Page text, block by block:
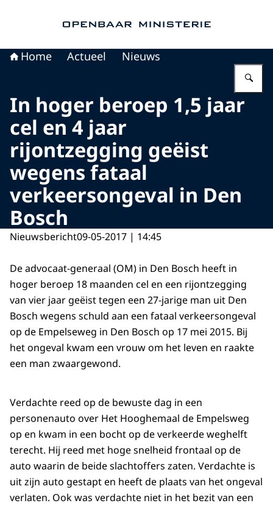
Home Actueel Nieuws
In hoger beroep 1,5 jaar
cel en 4 jaar
rijontzegging geëist
wegens fataal
verkeersongeval in Den
Bosch
Nieuwsbericht09-05-2017 | 14:45
De advocaat-generaal (OM) in Den Bosch heeft in
hoger beroep 18 maanden cel en een rijontzegging
van vier jaar geëist tegen een 27-jarige man uit Den
Bosch wegens schuld aan een fataal verkeersongeval
op de Empelseweg in Den Bosch op 17 mei 2015. Bij
het ongeval kwam een vrouw om het leven en raakte
een man zwaargewond.
Verdachte reed op de bewuste dag in een
personenauto over Het Hooghemaal de Empelsweg
op en kwam in een bocht op de verkeerde weghelft
terecht. Hij reed met hoge snelheid frontaal op de
auto waarin de beide slachtoffers zaten. Verdachte is
uit zijn auto gestapt en heeft de plaats van het ongeval
verlaten. Ook was verdachte niet in het bezit van een